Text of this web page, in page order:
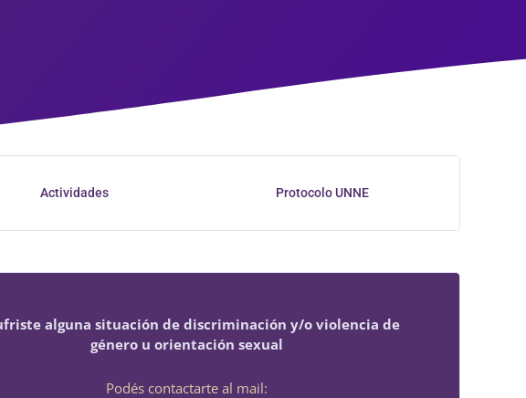
Actividades Protocolo UNNE
alguna situación de discriminación y/o violencia de
género u orientación sexual
Podés contactarte al mail: